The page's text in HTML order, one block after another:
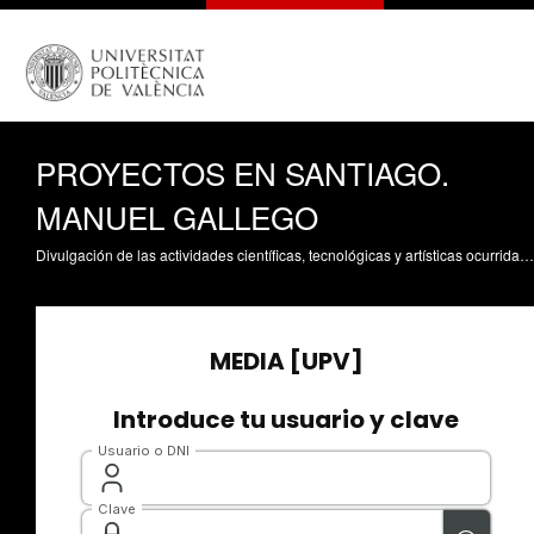
PROYECTOS EN SANTIAGO.
MANUEL GALLEGO
Divulgación de las actividades científicas, tecnológicas y artísticas ocurridas en los tres campus de la UPV